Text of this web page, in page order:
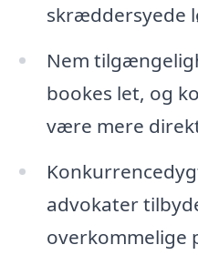
skræddersyede
Nem
bookes let, og
være mere
advokater
overkommelige